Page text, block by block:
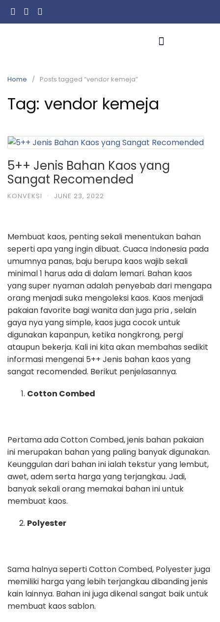
Home Posts tagged “vendor kemeja”
Tag: vendor kemeja
5++ Jenis Bahan Kaos yang
Sangat Recomended
KONVEKSI · JUNE 23, 2022
Membuat kaos, penting sekali menentukan bahan
seperti apa yang ingin dibuat. Cuaca Indonesia pada
umumnya panas, baju berupa kaos wajib sekali
minimal 1 harus ada di dalam lemari. Bahan kaos
yang super nyaman adalah penyebab dari mengapa
orang menjadi suka mengoleksi kaos. Kaos menjadi
pakaian favorite bagi wanita dan juga pria , selain
gaya nya yang simple, kaos juga cocok untuk
digunakan kapanpun, ketika nongkrong, pergi
ataupun bekerja. Kali ini kita akan membahas sedikit
informasi mengenai 5++ Jenis bahan kaos yang
sangat recomended. Berikut penjelasannya.
Cotton Combed
Pertama ada Cotton Combed, jenis bahan pakaian
ini merupakan bahan yang paling banyak digunakan.
Keunggulan dari bahan ini ialah tekstur yang lembut,
awet, adem serta harga yang terjangkau. Jadi,
banyak sekali orang memakai bahan ini untuk
membuat kaos.
Polyester
Sama halnya seperti Cotton Combed, Polyester juga
memiliki harga yang lebih terjangkau dibanding jenis
kain lainnya. Bahan ini juga dikenal sangat baik untuk
membuat kaos sablon.